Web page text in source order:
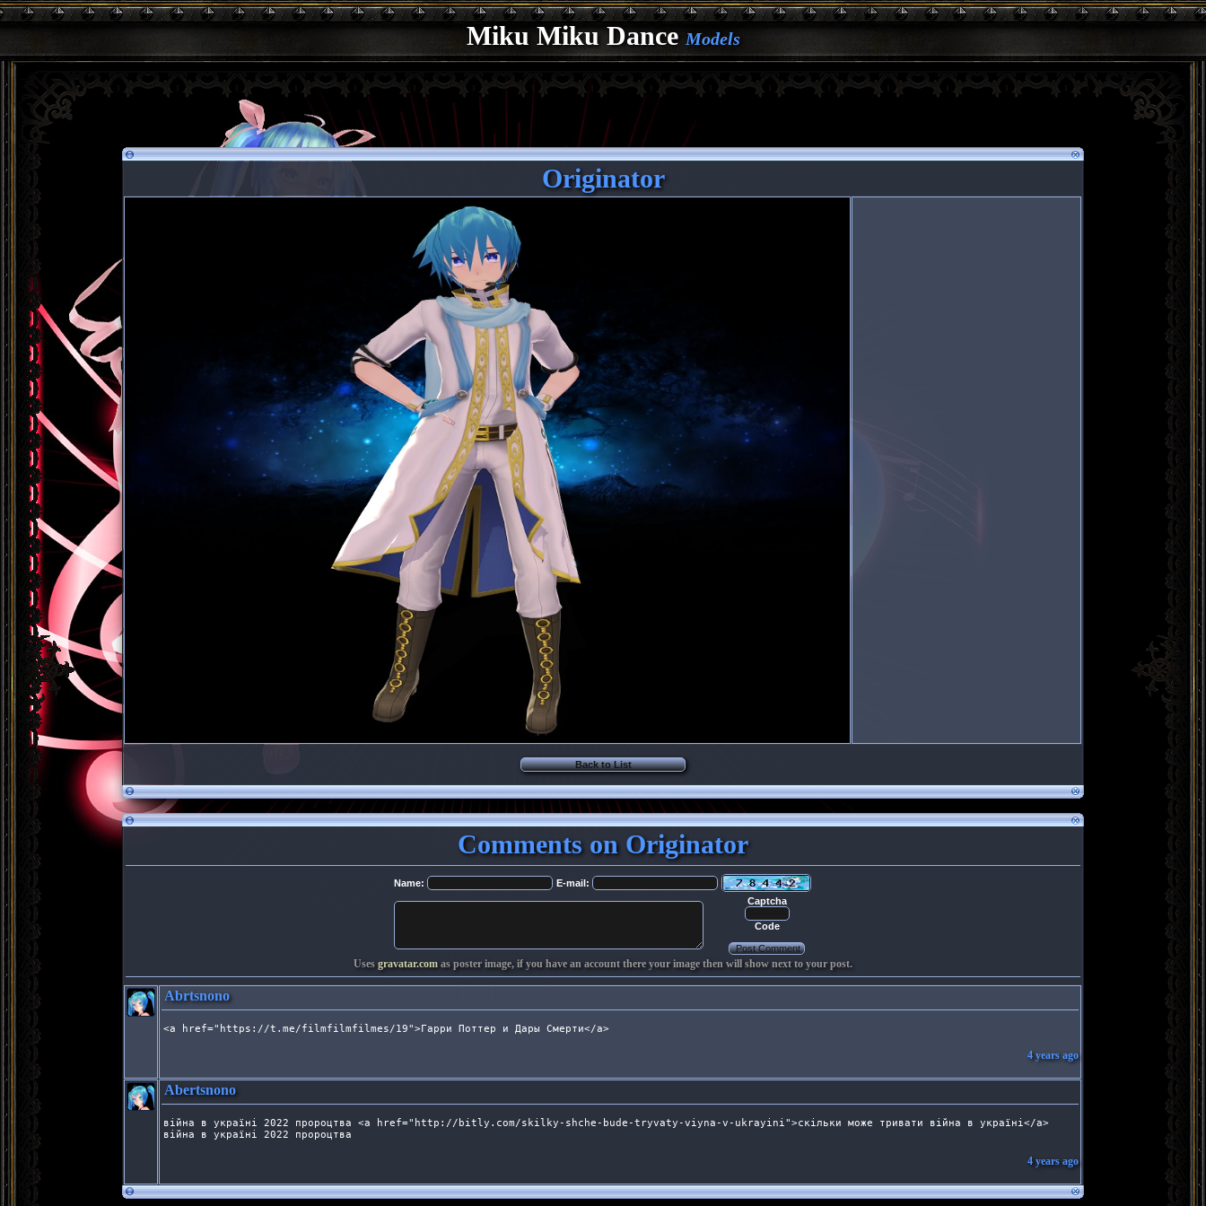
Miku Miku DanceModels
Originator
Back to List
Comments on Originator
Name:
E-mail:
Captcha
Code
Uses gravatar.com as poster image, if you have an account there your image then will show next to your post.
Abrtsnono
<a href="https://t.me/filmfilmfilmes/19">Гарри Поттер и Дары Смерти</a>
4 years ago
Abertsnono
війна в україні 2022 пророцтва <a href="http://bitly.com/skilky-shche-bude-tryvaty-viyna-v-ukrayini">скільки може тривати війна в україні</a>
війна в україні 2022 пророцтва
4 years ago